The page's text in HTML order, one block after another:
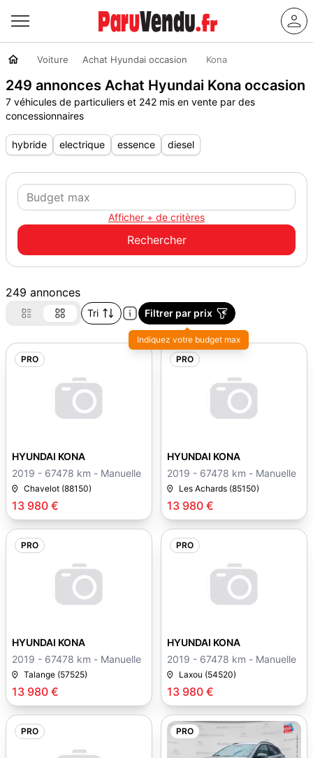
Voiture Achat Hyundai occasion Kona
249 annonces Achat Hyundai Kona occasion
7 véhicules de particuliers et 242 mis en vente par des
concessionnaires
hybride electrique essence diesel
Afficher + de critères
249 annonces
Tri Filtrer par prix
Indiquez votre budget max
PRO
13 980 €
HYUNDAI KONA
2019 - 67478 km - Manuelle
Chavelot (88150)
PRO
13 980 €
HYUNDAI KONA
2019 - 67478 km - Manuelle
Les Achards (85150)
PRO
13 980 €
HYUNDAI KONA
2019 - 67478 km - Manuelle
Talange (57525)
PRO
13 980 €
HYUNDAI KONA
2019 - 67478 km - Manuelle
Laxou (54520)
PRO PRO